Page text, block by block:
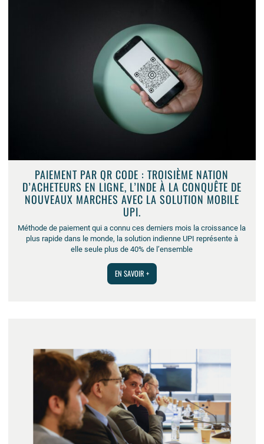
PAIEMENT PAR QR CODE : TROISIÈME NATION
D’ACHETEURS EN LIGNE, L’INDE À LA CONQUÊTE DE
NOUVEAUX MARCHES AVEC LA SOLUTION MOBILE
UPI.
Méthode de paiement qui a connu ces derniers mois la croissance la
plus rapide dans le monde, la solution indienne UPI représente à
elle seule plus de 40% de l’ensemble
EN SAVOIR +